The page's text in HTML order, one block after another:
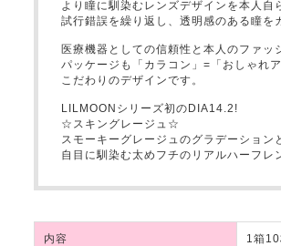
より瞳に馴染むレンズデザインを本人自
試行錯誤を繰り返し、透明感のある瞳を
医療機器としての信頼性と本人のファッ
パッケージも「カラコン」=「おしゃれ
こだわりのデザインです。
LILMOONシリーズ初のDIA14.2!
☆スキングレージュ☆
スモーキーグレージュのグラデーション
自目に馴染む太めフチのリアルハーフレ
内容 1箱10